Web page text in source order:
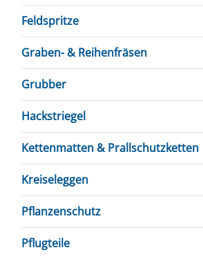
Feldspritze
Graben- & Reihenfräsen
Grubber
Hackstriegel
Kettenmatten & Prallschutzketten
Kreiseleggen
Pflanzenschutz
Pflugteile